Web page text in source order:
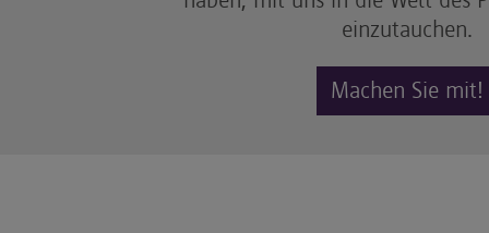
einzutauchen.
Machen Sie mit!